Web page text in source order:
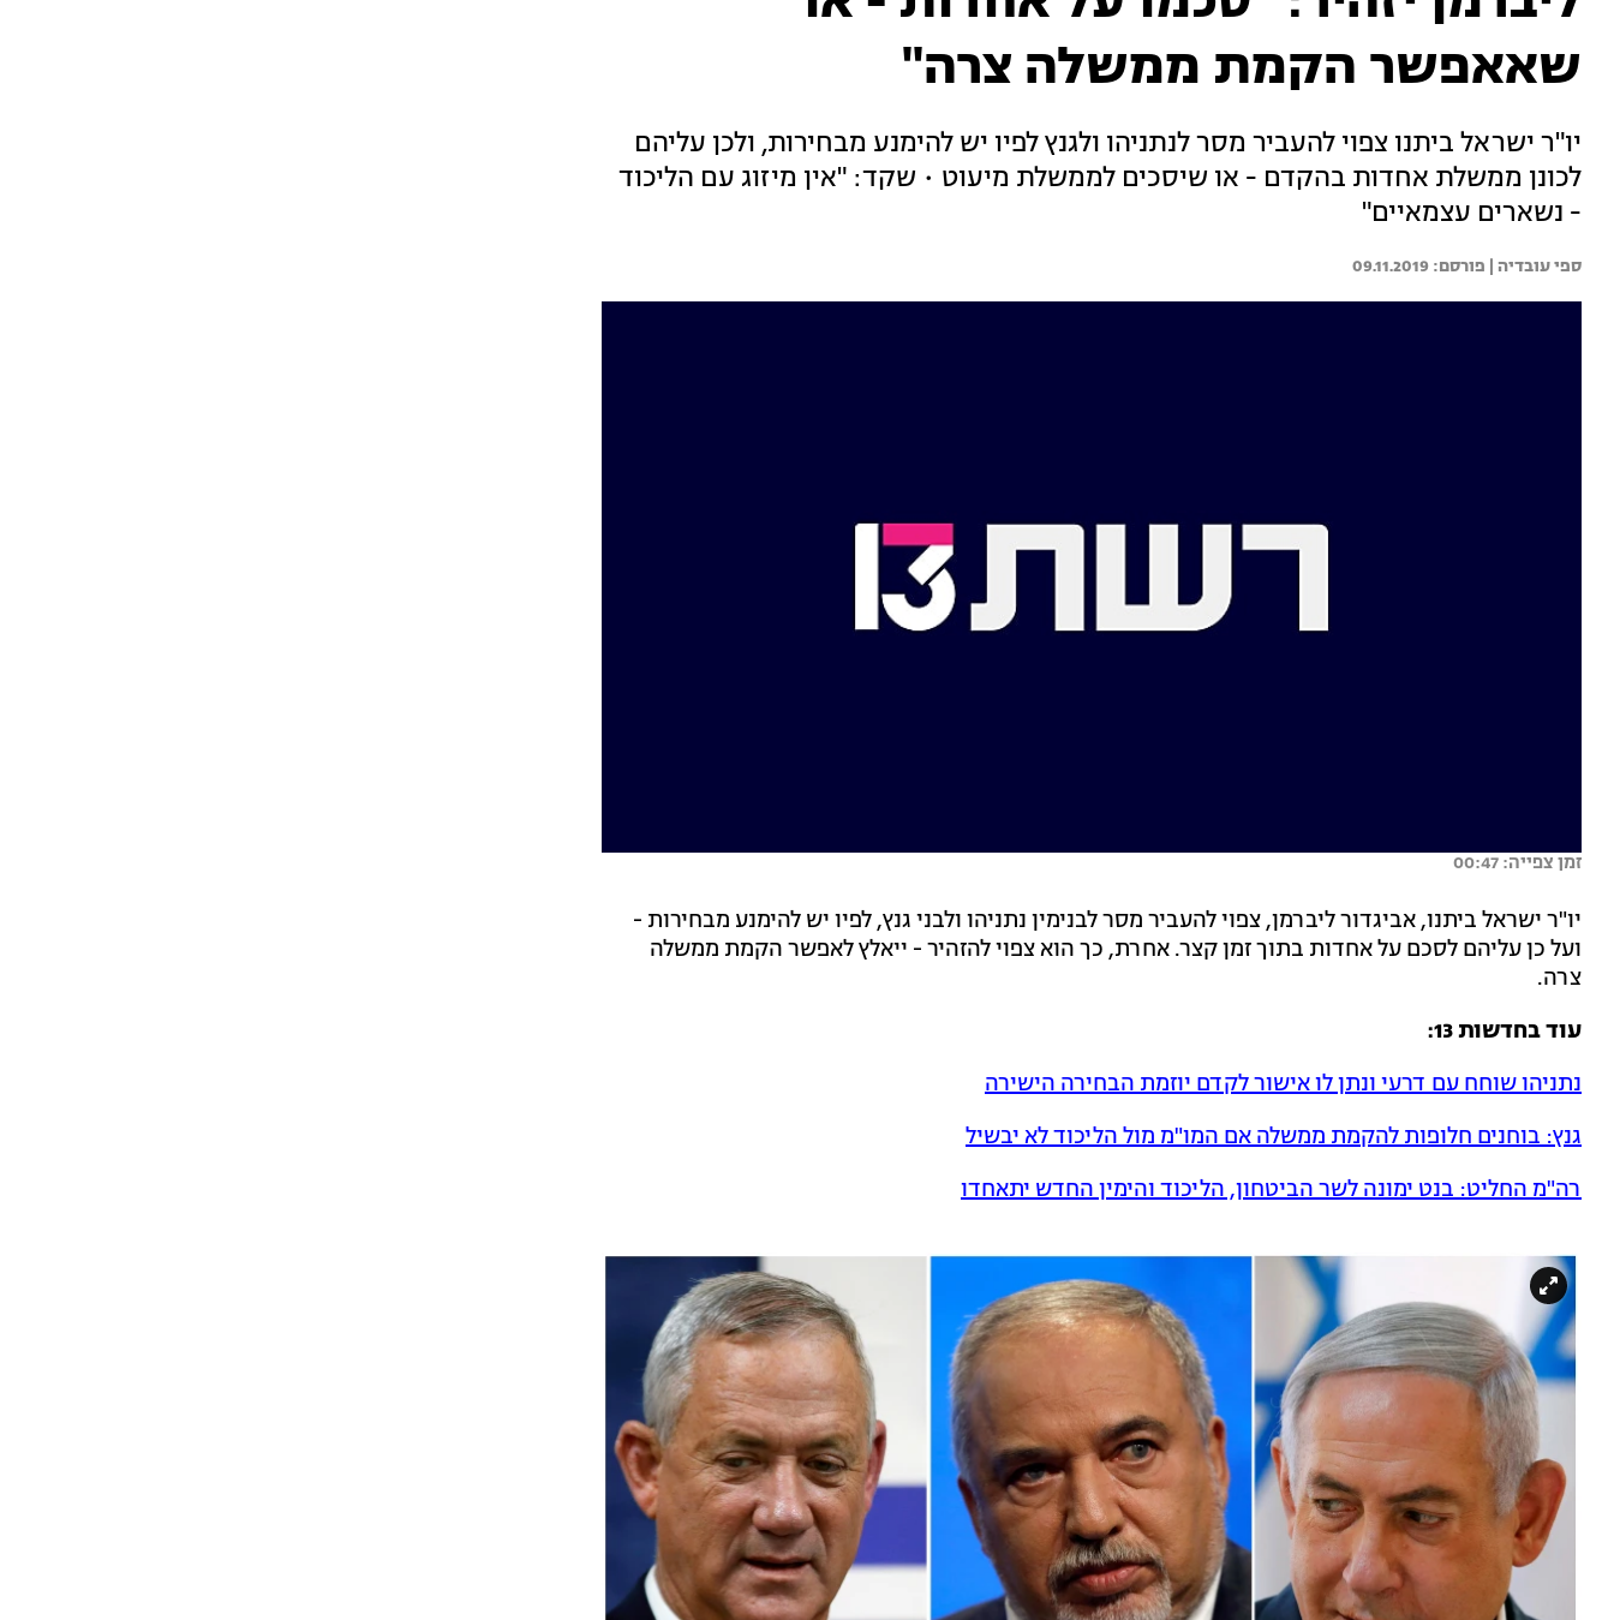
שאאפשר הקמת ממשלה צרה"
יו"ר ישראל ביתנו צפוי להעביר מסר לנתניהו ולגנץ לפיו יש להימנע מבחירות, ולכן עליהם
לכונן ממשלת אחדות בהקדם - או שיסכים לממשלת מיעוט • שקד: "אין מיזוג עם הליכוד
- נשארים עצמאיים"
ספי עובדיה | 09.11.2019
זמן צפייה: 00:47
יו"ר ישראל ביתנו, אביגדור ליברמן, צפוי להעביר מסר לבנימין נתניהו ולבני גנץ, לפיו יש להימנע מבחירות -
ועל כן עליהם לסכם על אחדות בתוך זמן קצר. אחרת, כך הוא צפוי להזהיר - ייאלץ לאפשר הקמת ממשלה
צרה.
עוד בחדשות 13:
נתניהו שוחח עם דרעי ונתן לו אישור לקדם יוזמת הבחירה הישירה
גנץ: בוחנים חלופות להקמת ממשלה אם המו"מ מול הליכוד לא יבשיל
רה"מ החליט: בנט ימונה לשר הביטחון, הליכוד והימין החדש יתאחדו